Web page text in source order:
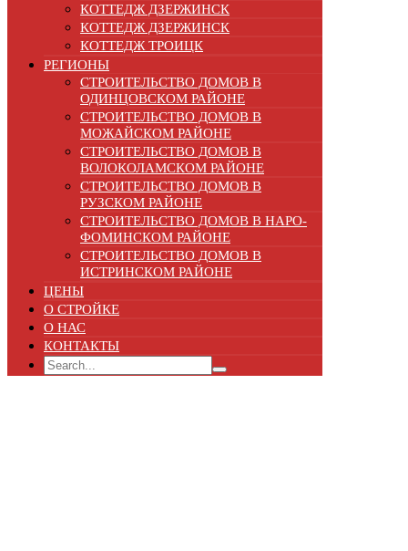
КОТТЕДЖ ДЗЕРЖИНСК
КОТТЕДЖ ДЗЕРЖИНСК
КОТТЕДЖ ТРОИЦК
РЕГИОНЫ
СТРОИТЕЛЬСТВО ДОМОВ В
ОДИНЦОВСКОМ РАЙОНЕ
СТРОИТЕЛЬСТВО ДОМОВ В
МОЖАЙСКОМ РАЙОНЕ
СТРОИТЕЛЬСТВО ДОМОВ В
ВОЛОКОЛАМСКОМ РАЙОНЕ
СТРОИТЕЛЬСТВО ДОМОВ В
РУЗСКОМ РАЙОНЕ
СТРОИТЕЛЬСТВО ДОМОВ В НАРО-
ФОМИНСКОМ РАЙОНЕ
СТРОИТЕЛЬСТВО ДОМОВ В
ИСТРИНСКОМ РАЙОНЕ
ЦЕНЫ
О СТРОЙКЕ
О НАС
КОНТАКТЫ